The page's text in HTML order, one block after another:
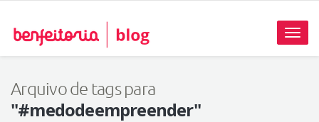
Arquivo de tags para
"#medodeempreender"